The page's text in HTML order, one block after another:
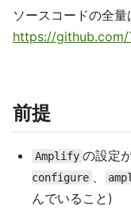
ソースコードの全量
https://
前提
Amplify の設定
configure
んでいること)